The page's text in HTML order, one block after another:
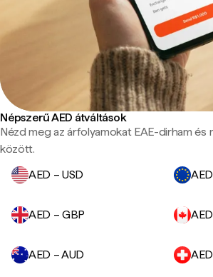
Népszerű AED átváltások
Nézd meg az árfolyamokat EAE-dirham és
között.
AED – USD
AED – GBP
AED – AUD